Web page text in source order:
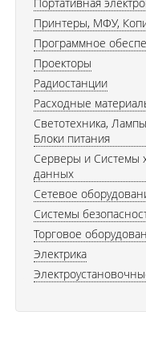
Принтеры, МФУ,
Программное
Проекторы
Радиостанции
Расходные
Светотехника,
Блоки питания
Серверы и Системы
данных
Сетевое
Системы
Торговое
Электрика